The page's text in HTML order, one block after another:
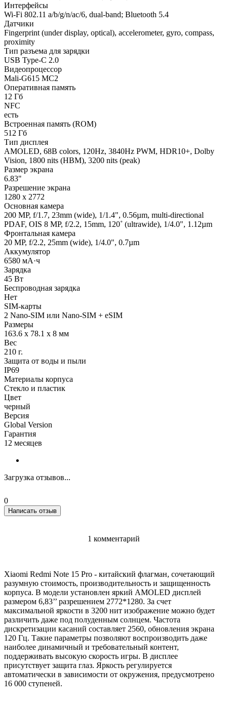
Интерфейсы
Wi-Fi 802.11 a/b/g/n/ac/6, dual-band; Bluetooth 5.4
Датчики
Fingerprint (under display, optical), accelerometer, gyro, compass,
proximity
Тип разъема для зарядки
USB Type-C 2.0
Видеопроцессор
Mali-G615 MC2
Оперативная память
12 Гб
NFC
есть
Встроенная память (ROM)
512 Гб
Тип дисплея
AMOLED, 68B colors, 120Hz, 3840Hz PWM, HDR10+, Dolby
Vision, 1800 nits (HBM), 3200 nits (peak)
Размер экрана
6.83"
Разрешение экрана
1280 x 2772
Основная камера
200 MP, f/1.7, 23mm (wide), 1/1.4", 0.56µm, multi-directional
PDAF, OIS 8 MP, f/2.2, 15mm, 120˚ (ultrawide), 1/4.0", 1.12µm
Фронтальная камера
20 MP, f/2.2, 25mm (wide), 1/4.0", 0.7µm
Аккумулятор
6580 мА·ч
Зарядка
45 Вт
Беспроводная зарядка
Нет
SIM-карты
2 Nano-SIM или Nano-SIM + eSIM
Размеры
163.6 x 78.1 x 8 мм
Вес
210 г.
Защита от воды и пыли
IP69
Материалы корпуса
Стекло и пластик
Цвет
черный
Версия
Global Version
Гарантия
12 месяцев
Загрузка отзывов...
0
Написать отзыв
1 комментарий
Xiaomi Redmi Note 15 Pro - китайский флагман, сочетающий
разумную стоимость, производительность и защищенность
корпуса. В модели установлен яркий AMOLED дисплей
размером 6,83’’ разрешением 2772*1280. За счет
максимальной яркости в 3200 нит изображение можно будет
различить даже под полуденным солнцем. Частота
дискретизации касаний составляет 2560, обновления экрана
120 Гц. Такие параметры позволяют воспроизводить даже
наиболее динамичный и требовательный контент,
поддерживать высокую скорость игры. В дисплее
присутствует защита глаз. Яркость регулируется
автоматически в зависимости от окружения, предусмотрено
16 000 ступеней.